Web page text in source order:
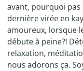
avant, pourquoi pas
dernière virée en
amoureux, lorsque
débute à peine?!
relaxation,
nous adorons ça.